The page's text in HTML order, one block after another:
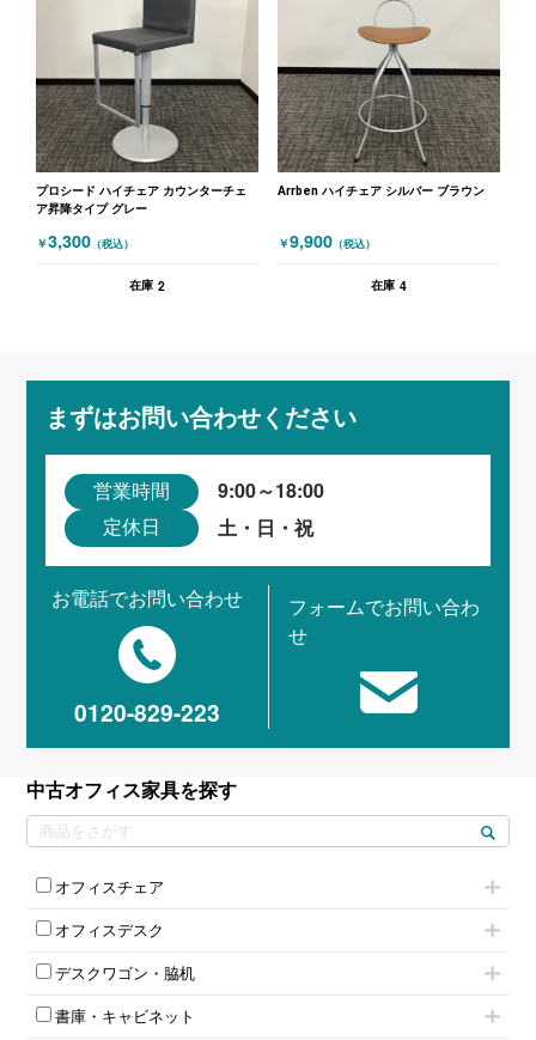
プロシード ハイチェア カウンターチェ
ア昇降タイプ グレー
￥3,300 （税込）
在庫 2
Arrben ハイチェア シルバー ブラウン
￥9,900 （税込）
在庫 4
まずはお問い合わせください
営業時間 9:00～18:00
定休日 土・日・祝
お電話でお問い合わせ
0120-829-223
フォームでお問い合わ
せ
中古オフィス家具を探す
オフィスチェア
肘無しチェア
役員チェア
高級チェア（多機能チェア）
オフィスチェアその他
オフィスデスク
フリーアドレスデスク（ベンチデスク）
昇降デスク
オフィスデスクその他
デスクワゴン・脇机
インワゴン2段
インワゴン3段
書庫・キャビネット